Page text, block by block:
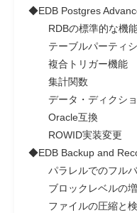
◆EDB Postgres
RDBの標準的な機
テーブルパーティシ
複合トリガー機能
集計関数
データ・ディクショ
Oracle互換
ROWID実装変更
◆EDB Backup and
パラレルでのフルバ
ブロックレベルの増
ファイルの圧縮と